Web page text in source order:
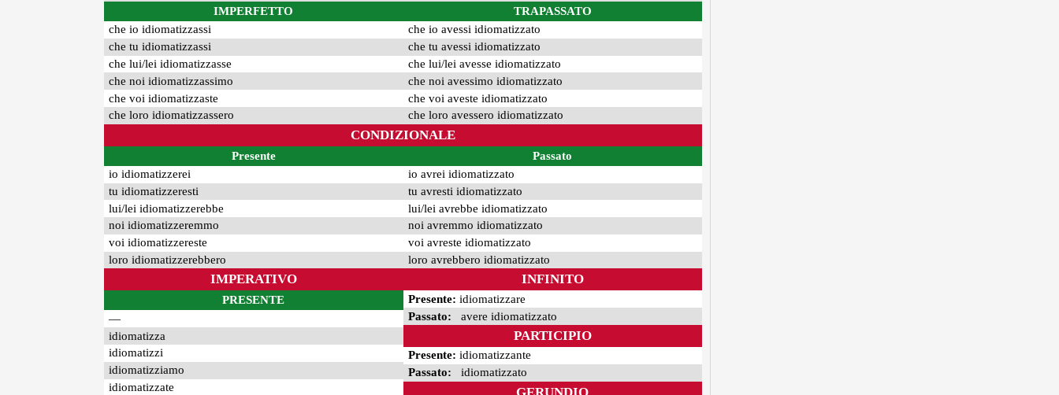
IMPERFETTO
che io idiomatizzassi
che tu idiomatizzassi
che lui/lei idiomatizzasse
che noi idiomatizzassimo
che voi idiomatizzaste
che loro idiomatizzassero
TRAPASSATO
che io avessi idiomatizzato
che tu avessi idiomatizzato
che lui/lei avesse idiomatizzato
che noi avessimo idiomatizzato
che voi aveste idiomatizzato
che loro avessero idiomatizzato
CONDIZIONALE
Presente
io idiomatizzerei
tu idiomatizzeresti
lui/lei idiomatizzerebbe
noi idiomatizzeremmo
voi idiomatizzereste
loro idiomatizzerebbero
Passato
io avrei idiomatizzato
tu avresti idiomatizzato
lui/lei avrebbe idiomatizzato
noi avremmo idiomatizzato
voi avreste idiomatizzato
loro avrebbero idiomatizzato
IMPERATIVO
PRESENTE
—
idiomatizza
idiomatizzi
idiomatizziamo
idiomatizzate
INFINITO
Presente: idiomatizzare
Passato: avere idiomatizzato
PARTICIPIO
Presente: idiomatizzante
Passato: idiomatizzato
GERUNDIO